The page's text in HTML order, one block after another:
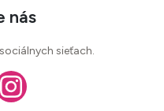
nás
sieťach.